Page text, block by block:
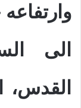
وارتفاعه
الى
القدس،